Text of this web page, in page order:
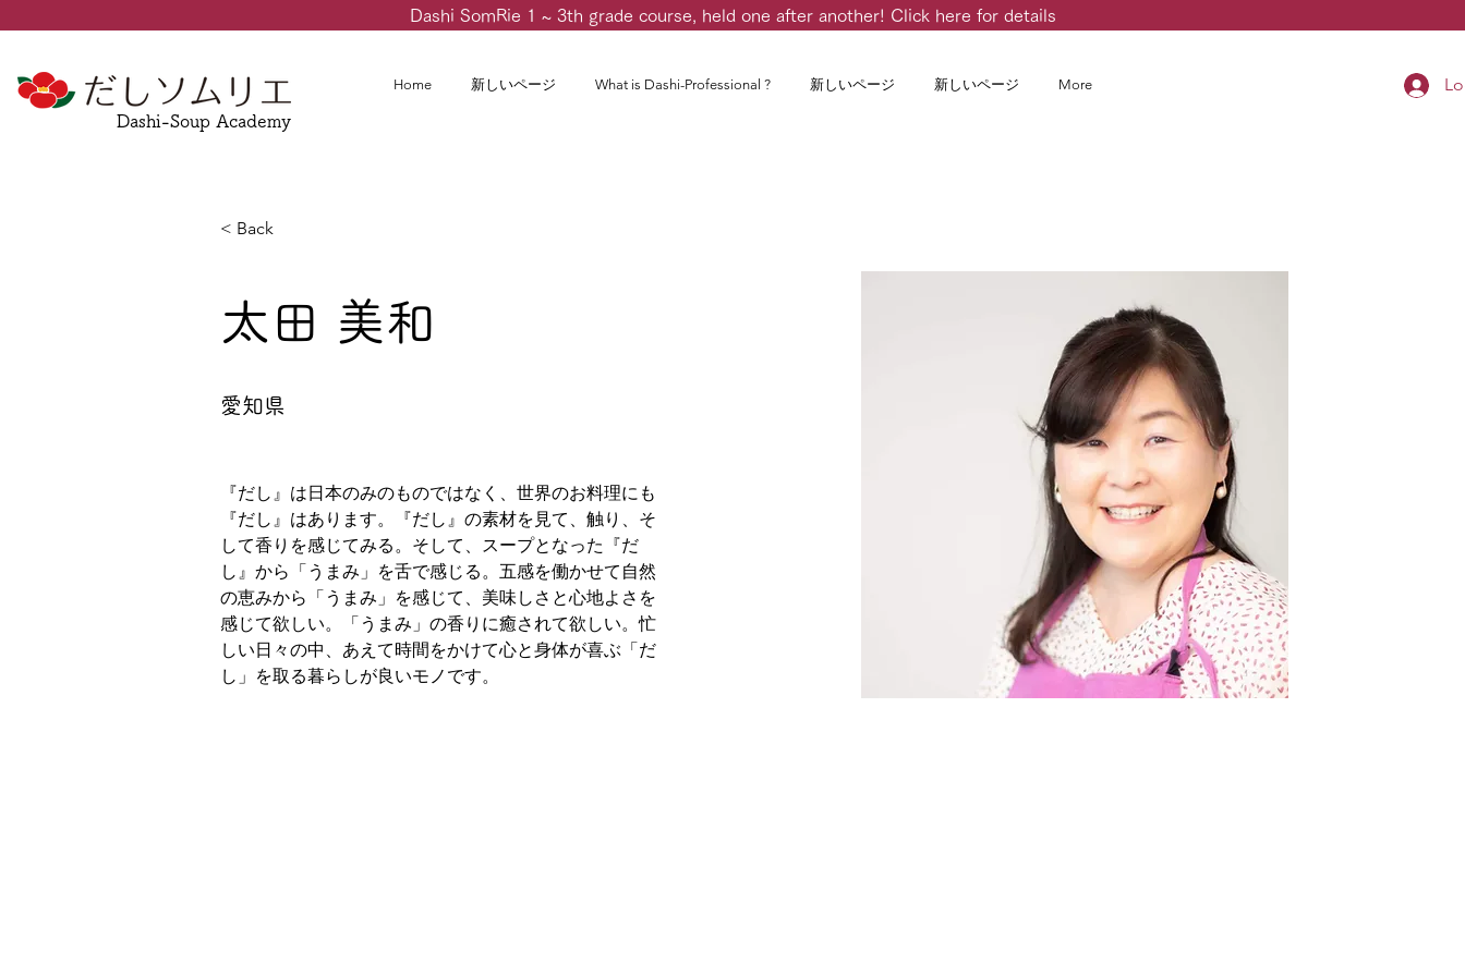
Dashi SomRie 1 ~ 3th grade course, held one after another! Click here for details
Dashi-Soup Academy
Home 新しいページ What is Dashi-Professional ? 新しいページ 新しいページ More
< Back
太田 美和
愛知県
『だし』は日本のみのものではなく、世界のお料理にも
『だし』はあります。『だし』の素材を見て、触り、そ
して香りを感じてみる。そして、スープとなった『だ
し』から「うまみ」を舌で感じる。五感を働かせて自然
の恵みから「うまみ」を感じて、美味しさと心地よさを
感じて欲しい。「うまみ」の香りに癒されて欲しい。忙
しい日々の中、あえて時間をかけて心と身体が喜ぶ「だ
し」を取る暮らしが良いモノです。